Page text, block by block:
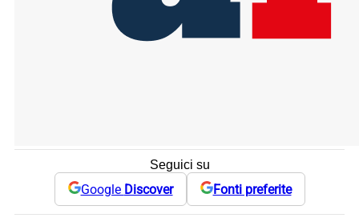
Seguici su
Google Discover Fonti preferite